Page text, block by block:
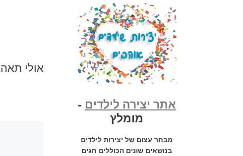
אולי
אתר יצירה לילדים -
מומלץ
מבחר עצום של יצירות לילדים
בנושאים שונים הכוללים חגים